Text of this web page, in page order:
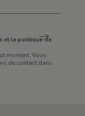
et la politique de
moment. Vous
de contact dans